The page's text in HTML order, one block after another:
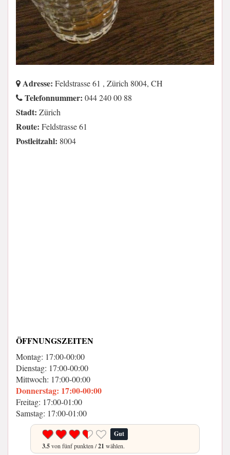
Adresse: Feldstrasse 61 , Zürich 8004, CH
Telefonnummer: 044 240 00 88
Stadt: Zürich
Route: Feldstrasse 61
Postleitzahl: 8004
ÖFFNUNGSZEITEN
Montag: 17:00-00:00
Dienstag: 17:00-00:00
Mittwoch: 17:00-00:00
Donnerstag: 17:00-00:00
Freitag: 17:00-01:00
Samstag: 17:00-01:00
Gut
3.5von fünf punkten /21 wählen.